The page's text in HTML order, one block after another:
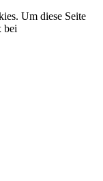
Um diese Seite
bei